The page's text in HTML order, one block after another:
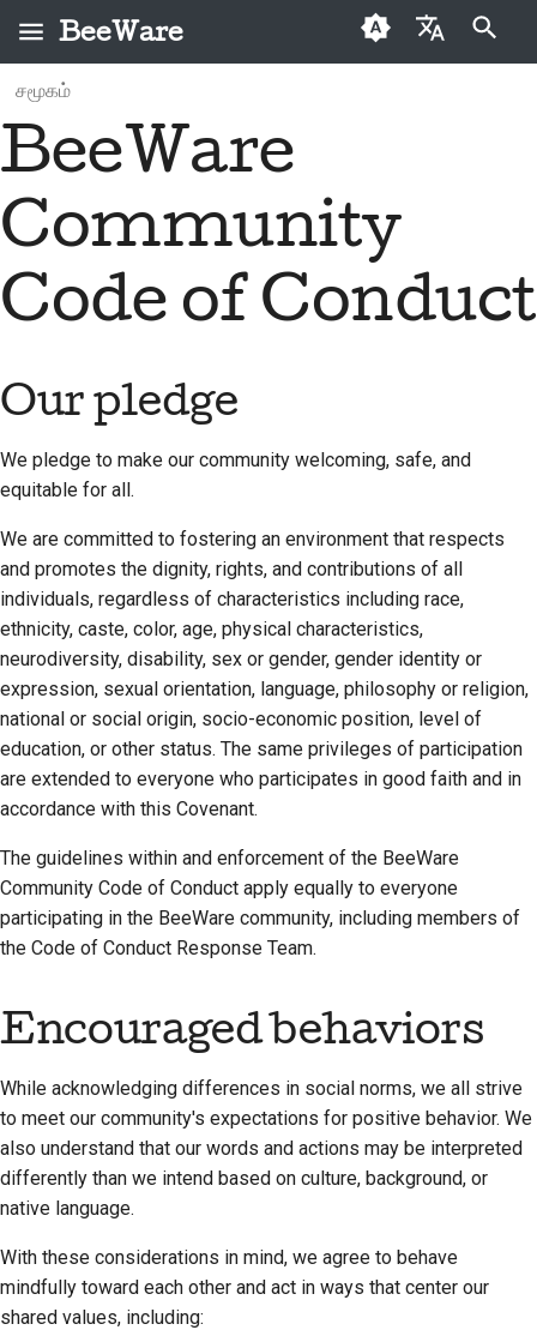
BeeWare
Dansk
Deutsch
Italiano
한국어
Polski
Português
Русский
தமிழ்
Yкраїнська
Tiếng Việt
தேடலைத் தொடங்க தட்டச்சு செய்யவும்
BeeWare என்றால்
என்ன?
தேனீக் குழு
வரலாறு மற்றும் தத்துவம்
வெற்றிக் கதைகள்
பிராண்டிங்
வழிகாட்டுதல்கள்
Our pledge
Restricted behaviors
Other restrictions
The Response Team's
report followup
Enforcement:
repairing harm
Scope
Attribution
Changes
முதல் முறை
பங்களிப்பாளர்கள்
பங்களிப்பு வழிகாட்டி
ஒரு சிக்கலைச்
சரிசெய்யவும்
ஒரு புதிய அம்சத்தைச்
செயல்படுத்தவும்
ஆவணங்களை
எழுதுங்கள்
ஒரு புல் கோரிக்கையை
புதிய அம்சத்தை
முன்மொழியுங்கள்
உள்ளடக்கத்தை
மொழிபெயர்க்கவும்
கருவிகளைப்
பயன்படுத்துங்கள்
ஒரு மேம்பாட்டுச் சூழலை
அமைத்தல்
ஒரு சிக்கலை மீண்டும்
உருவாக்குதல்
கிளையிலிருந்து வேலை
எல்லை மீறலைத்
எழுதுதல், இயக்கிப்
பார்த்தல் மற்றும்
சோதனை செய்தல்
ஆவணங்களை எழுதுதல்
ஸ்приன்ட் வழிகாட்டி
சவால் நாணயங்கள்
காப்பகம் 2026
2024
2023
2020
2018
2017
2016
2015
2014
2013
Buzz
Resources
சமூகம்
BeeWare
Community
Code of Conduct
Our pledge
We pledge to make our community welcoming, safe, and
equitable for all.
We are committed to fostering an environment that respects
and promotes the dignity, rights, and contributions of all
individuals, regardless of characteristics including race,
ethnicity, caste, color, age, physical characteristics,
neurodiversity, disability, sex or gender, gender identity or
expression, sexual orientation, language, philosophy or religion,
national or social origin, socio-economic position, level of
education, or other status. The same privileges of participation
are extended to everyone who participates in good faith and in
accordance with this Covenant.
The guidelines within and enforcement of the BeeWare
Community Code of Conduct apply equally to everyone
participating in the BeeWare community, including members of
the Code of Conduct Response Team.
Encouraged behaviors
While acknowledging differences in social norms, we all strive
to meet our community's expectations for positive behavior. We
also understand that our words and actions may be interpreted
differently than we intend based on culture, background, or
native language.
With these considerations in mind, we agree to behave
mindfully toward each other and act in ways that center our
shared values, including: